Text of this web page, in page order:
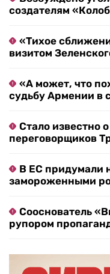
создателям
«Тихое
визитом
«А может, что
судьбу Армении в
Стало известно
переговорщиков
В ЕС придумали
замороженными
Сооснователь
рупором